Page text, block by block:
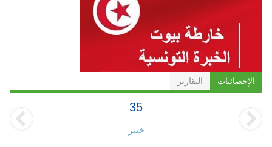
الإحصائيات التقارير
35
خبير